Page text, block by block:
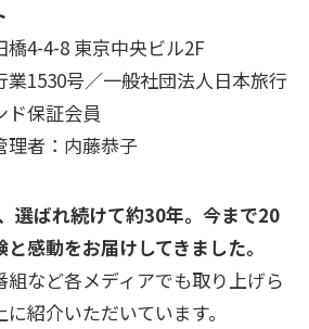
4-4-8 東京中央ビル2F
業1530号／一般社団法人日本旅行
ド保証会員
理者：内藤恭子
選ばれ続けて約30年。今まで20
感動をお届けしてきました。
組など各メディアでも取り上げら
紹介いただいています。